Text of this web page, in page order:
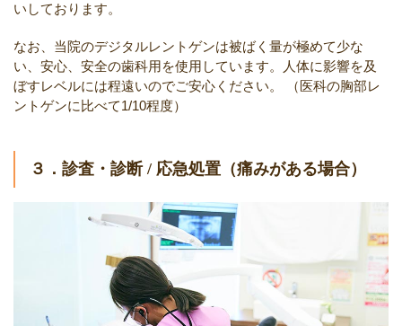
いしております。
なお、当院のデジタルレントゲンは被ばく量が極めて少な
い、安心、安全の歯科用を使用しています。人体に影響を及
ぼすレベルには程遠いのでご安心ください。
（医科の胸部レ
ントゲンに比べて1/10程度）
３．診査・診断 / 応急処置（痛みがある場合）